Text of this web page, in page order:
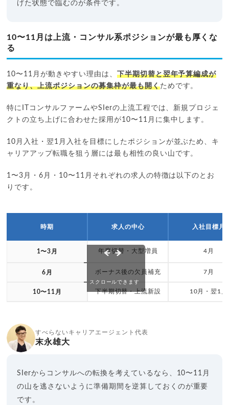
げた状態で臨むのが条件です。
10〜11月は上流・コンサル系ポジションが最も厚くな
る
10〜11月が動きやすい理由は、 下半期切替と翌年予算編成が
重なり、上流ポジションの募集枠が最も開くためです。
特にITコンサルファームやSIerの上流工程では、新規プロジェ
クトの立ち上げに合わせた採用が10〜11月に集中します。
10月入社・翌1月入社を目標にしたポジションが並ぶため、キ
ャリアアップ転職を狙う層には最も相性の良い山です。
1〜3月・6月・10〜11月それぞれの求人の特徴は以下のとお
りです。
時期 求人の中心 入社目標月
1〜3月 年度切替・大型増員 4月
6月 ボーナス後の欠員補充 7月
10〜11月 下半期切替・上流新設 10月・翌1月
スクロールできます
すべらないキャリアエージェント代表
末永雄大
SIerからコンサルへの転換を考えているなら、10〜11月
の山を逃さないように準備期間を逆算しておくのが重要
です。